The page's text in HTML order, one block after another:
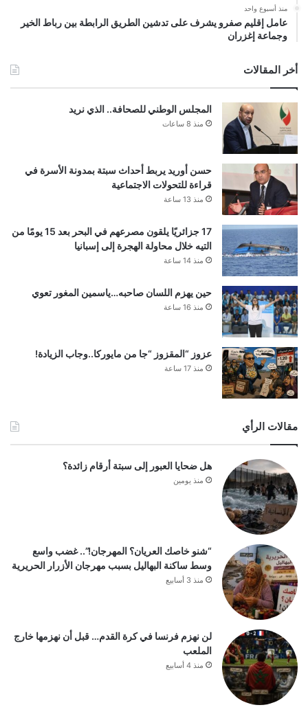
منذ أسبوع واحد
عامل إقليم صفرو يشرف على تدشين الطريق الرابطة بين رباط الخير
وجماعة إغزران
أخر المقالات
المجلس الوطني للصحافة.. الذي نريد
منذ 8 ساعات
حسن أوريد يربط أحداث سبتة بمدونة الأسرة في
قراءة للتحولات الاجتماعية
منذ 13 ساعة
17 جزائريًا يلقون مصرعهم في البحر بعد 15 يومًا من
التيه خلال محاولة الهجرة إلى إسبانيا
منذ 14 ساعة
حين يهزم اللسان صاحبه…ياسمين المغور تعوي
منذ 16 ساعة
عزوز “المقزوز “جا من مايوركا..وجاب الزيادة!
منذ 17 ساعة
مقالات الرأي
هل ضحايا العبور إلى سبتة أرقام زائدة؟
منذ يومين
“شنو خاصك العريان؟ المهرجان!”.. غضب واسع
وسط ساكنة البهاليل بسبب مهرجان الأزرار الحريرية
منذ 3 أسابيع
لن نهزم فرنسا في كرة القدم… قبل أن نهزمها خارج
الملعب
منذ 4 أسابيع